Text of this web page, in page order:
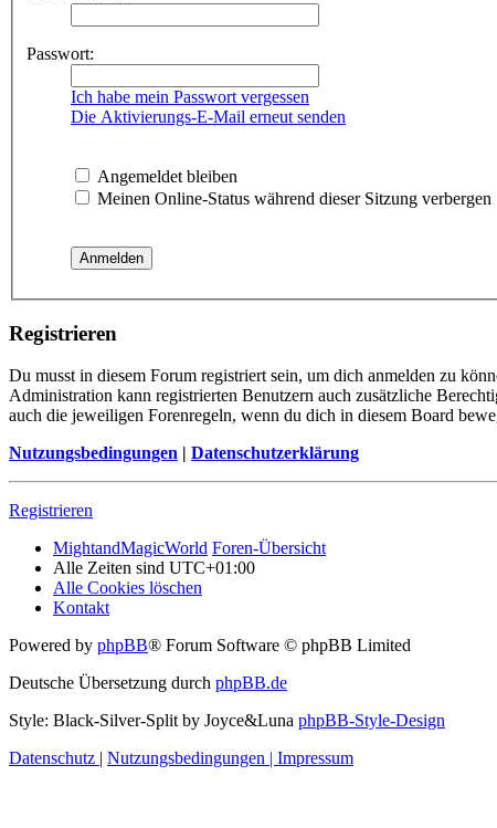
Passwort:
Ich habe mein Passwort vergessen
Die Aktivierungs-E-Mail erneut senden
Angemeldet bleiben
Meinen Online-Status während dieser Sitzung verbergen
Registrieren
Du musst in diesem Forum registriert sein, um dich anmelden zu
Administration kann registrierten Benutzern auch zusätzliche
auch die jeweiligen Forenregeln, wenn du dich in diesem Board
Nutzungsbedingungen | Datenschutzerklärung
Registrieren
MightandMagicWorld Foren-Übersicht
Alle Zeiten sind UTC+01:00
Alle Cookies löschen
Kontakt
Powered by phpBB® Forum Software © phpBB Limited
Deutsche Übersetzung durch phpBB.de
Style: Black-Silver-Split by Joyce&Luna phpBB-Style-Design
Datenschutz | Nutzungsbedingungen | Impressum